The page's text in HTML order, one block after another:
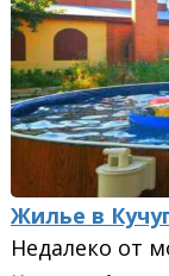
Жилье в
Недалеко от